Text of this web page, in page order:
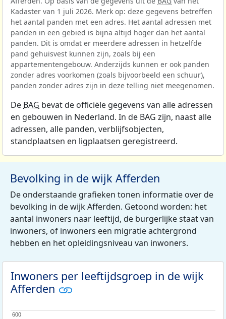
Kadaster van 1 juli 2026. Merk op: deze gegevens betreffen
het aantal panden met een adres. Het aantal adressen met
panden in een gebied is bijna altijd hoger dan het aantal
panden. Dit is omdat er meerdere adressen in hetzelfde
pand gehuisvest kunnen zijn, zoals bij een
appartementengebouw. Anderzijds kunnen er ook panden
zonder adres voorkomen (zoals bijvoorbeeld een schuur),
panden zonder adres zijn in deze telling niet meegenomen.
De BAG bevat de officiële gegevens van alle adressen
en gebouwen in Nederland. In de BAG zijn, naast alle
adressen, alle panden, verblijfsobjecten,
standplaatsen en ligplaatsen geregistreerd.
Bevolking in de wijk Afferden
De onderstaande grafieken tonen informatie over de
bevolking in de wijk Afferden. Getoond worden: het
aantal inwoners naar leeftijd, de burgerlijke staat van
inwoners, of inwoners een migratie achtergrond
hebben en het opleidingsniveau van inwoners.
Inwoners per leeftijdsgroep in de wijk
Afferden
600
600